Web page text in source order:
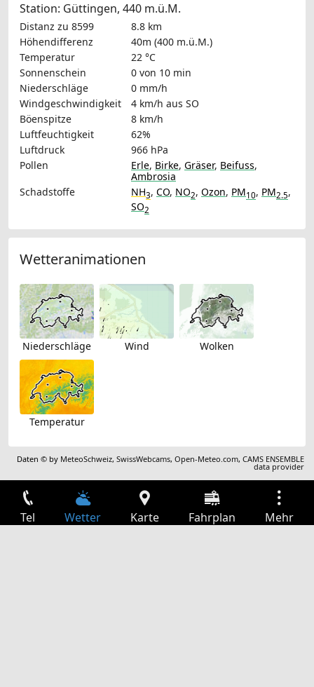
Station: Güttingen, 440 m.ü.M.
Distanz zu 8599
8.8 km
Höhendifferenz
40m (400 m.ü.M.)
Temperatur
22 °C
Sonnenschein
0 von 10 min
Niederschläge
0 mm/h
Windgeschwindigkeit
4 km/h aus SO
Böenspitze
8 km/h
Luftfeuchtigkeit
62%
Luftdruck
966 hPa
Pollen
Erle, Birke, Gräser, Beifuss,
Ambrosia
Schadstoffe
NH3, CO, NO2, Ozon, PM10, PM2.5,
SO2
Wetteranimationen
Niederschläge Wind Wolken
Temperatur
Daten © by MeteoSchweiz,SwissWebcams,Open-Meteo.com,CAMS ENSEMBLE
data provider
Tel Wetter Karte Fahrplan Mehr